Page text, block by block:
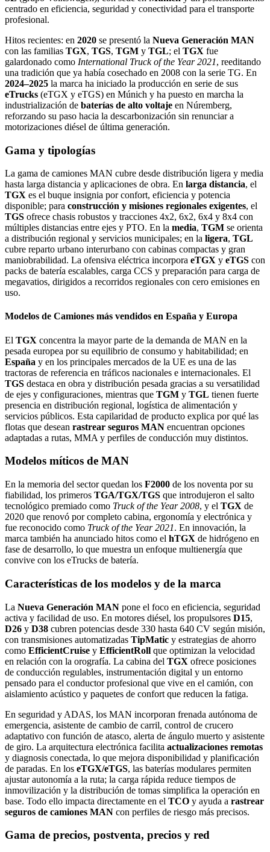
centrado en eficiencia, seguridad y conectividad para el transporte
profesional.
Hitos recientes: en 2020 se presentó la Nueva Generación MAN
con las familias TGX, TGS, TGM y TGL; el TGX fue
galardonado como International Truck of the Year 2021, reeditando
una tradición que ya había cosechado en 2008 con la serie TG. En
2024–2025 la marca ha iniciado la producción en serie de sus
eTrucks (eTGX y eTGS) en Múnich y ha puesto en marcha la
industrialización de baterías de alto voltaje en Núremberg,
reforzando su paso hacia la descarbonización sin renunciar a
motorizaciones diésel de última generación.
Gama y tipologías
La gama de camiones MAN cubre desde distribución ligera y media
hasta larga distancia y aplicaciones de obra. En larga distancia, el
TGX es el buque insignia por confort, eficiencia y potencia
disponible; para construcción y misiones regionales exigentes, el
TGS ofrece chasis robustos y tracciones 4x2, 6x2, 6x4 y 8x4 con
múltiples distancias entre ejes y PTO. En la media, TGM se orienta
a distribución regional y servicios municipales; en la ligera, TGL
cubre reparto urbano interurbano con cabinas compactas y gran
maniobrabilidad. La ofensiva eléctrica incorpora eTGX y eTGS con
packs de batería escalables, carga CCS y preparación para carga de
megavatios, dirigidos a recorridos regionales con cero emisiones en
uso.
Modelos de Camiones más vendidos en España y Europa
El TGX concentra la mayor parte de la demanda de MAN en la
pesada europea por su equilibrio de consumo y habitabilidad; en
España y en los principales mercados de la UE es una de las
tractoras de referencia en tráficos nacionales e internacionales. El
TGS destaca en obra y distribución pesada gracias a su versatilidad
de ejes y configuraciones, mientras que TGM y TGL tienen fuerte
presencia en distribución regional, logística de alimentación y
servicios públicos. Esta capilaridad de producto explica por qué las
flotas que desean rastrear seguros MAN encuentran opciones
adaptadas a rutas, MMA y perfiles de conducción muy distintos.
Modelos míticos de MAN
En la memoria del sector quedan los F2000 de los noventa por su
fiabilidad, los primeros TGA/TGX/TGS que introdujeron el salto
tecnológico premiado como Truck of the Year 2008, y el TGX de
2020 que renovó por completo cabina, ergonomía y electrónica y
fue reconocido como Truck of the Year 2021. En innovación, la
marca también ha anunciado hitos como el hTGX de hidrógeno en
fase de desarrollo, lo que muestra un enfoque multienergía que
convive con los eTrucks de batería.
Características de los modelos y de la marca
La Nueva Generación MAN pone el foco en eficiencia, seguridad
activa y facilidad de uso. En motores diésel, los propulsores D15,
D26 y D38 cubren potencias desde 330 hasta 640 CV según misión,
con transmisiones automatizadas TipMatic y estrategias de ahorro
como EfficientCruise y EfficientRoll que optimizan la velocidad
en relación con la orografía. La cabina del TGX ofrece posiciones
de conducción regulables, instrumentación digital y un entorno
pensado para el conductor profesional que vive en el camión, con
aislamiento acústico y paquetes de confort que reducen la fatiga.
En seguridad y ADAS, los MAN incorporan frenada autónoma de
emergencia, asistente de cambio de carril, control de crucero
adaptativo con función de atasco, alerta de ángulo muerto y asistente
de giro. La arquitectura electrónica facilita actualizaciones remotas
y diagnosis conectada, lo que mejora disponibilidad y planificación
de paradas. En los eTGX/eTGS, las baterías modulares permiten
ajustar autonomía a la ruta; la carga rápida reduce tiempos de
inmovilización y la distribución de tomas simplifica la operación en
base. Todo ello impacta directamente en el TCO y ayuda a rastrear
seguros de camiones MAN con perfiles de riesgo más precisos.
Gama de precios, postventa, precios y red